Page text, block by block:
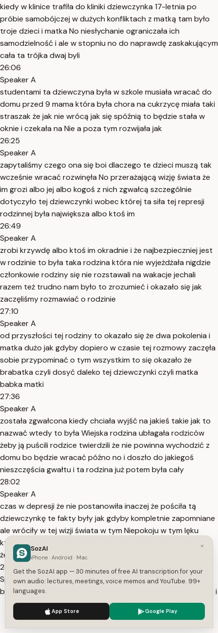
kiedy w klinice trafiła do kliniki dziewczynka 17-letnia po
próbie samobójczej w dużych konfliktach z matką tam było
troje dzieci i matka No niesłychanie ograniczała ich
samodzielność i ale w stopniu no do naprawdę zaskakującym
cała ta trójka dwaj byli
26:06
Speaker A
studentami ta dziewczyna była w szkole musiała wracać do
domu przed 9 mama która była chora na cukrzycę miała taki
straszak że jak nie wrócą jak się spóźnią to będzie stała w
oknie i czekała na Nie a poza tym rozwijała jak
26:25
Speaker A
zapytaliśmy czego ona się boi dlaczego te dzieci muszą tak
wcześnie wracać rozwinęła No przerażającą wizję świata że
im grozi albo jej albo kogoś z nich zgwałcą szczególnie
dotyczyło tej dziewczynki wobec której ta siła tej represji
rodzinnej była największa albo ktoś im
26:49
Speaker A
zrobi krzywdę albo ktoś im okradnie i że najbezpieczniej jest
w rodzinie to była taka rodzina która nie wyjeżdżała nigdzie
członkowie rodziny się nie rozstawali na wakacje jechali
razem też trudno nam było to zrozumieć i okazało się jak
zaczęliśmy rozmawiać o rodzinie
27:10
Speaker A
od przyszłości tej rodziny to okazało się że dwa pokolenia i
matka dużo jak gdyby dopiero w czasie tej rozmowy zaczęła
sobie przypominać o tym wszystkim to się okazało że
brabatka czyli dosyć daleko tej dziewczynki czyli matka
babka matki
27:36
Speaker A
została zgwałcona kiedy chciała wyjść na jakieś takie jak to
nazwać wtedy to była Wiejska rodzina ubłagała rodziców
żeby ją puścili rodzice twierdzili że nie powinna wychodzić z
domu bo będzie wracać późno no i doszło do jakiegoś
nieszczęścia gwałtu i ta rodzina już potem była cały
28:02
Speaker A
czas w depresji że nie postanowiła inaczej że pościła tą
dziewczynkę te fakty były jak gdyby kompletnie zapomniane
ale wróciły w tej wizji świata w tym Niepokoju w tym lęku
które było przeżywane z pokolenia na pokolenie okazało się
że matka tej matki która
28:22
Speaker A
była taka restrykcyjna i tak się bała o te dzieci też bała się o i
ona też nie mogła wychodzić z domu i na pewno państwo w
rodzinach mają takie przykłady że no jakieś jest taki silny
przekaz który jest no na przykład mogę
We use cookies to enhance your experience.
×
SozAI
iPhone · Android · Mac
Get the SozAI app — 30 minutes of free AI transcription for your
own audio: lectures, meetings, voice memos and YouTube. 99+
languages.
App Store Google Play